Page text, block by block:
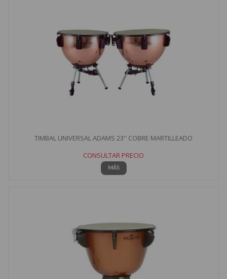
TIMBAL UNIVERSAL ADAMS 23'' COBRE MARTILLEADO
CONSULTAR PRECIO
MÁS